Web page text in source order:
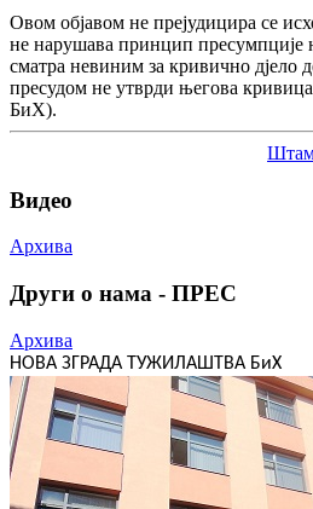
Овом објавом не прејудицира се
не нарушава принцип пресумпције
сматра невиним за кривично дјело
пресудом не утврди његова
БиХ).
Видео
Архива
Други о нама - ПРЕС
Архива
НОВА ЗГРАДА ТУЖИЛАШТВА БиХ